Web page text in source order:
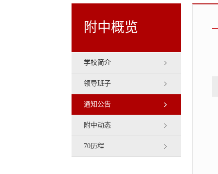
附中概览
学校简介
领导班子
通知公告
附中动态
70历程